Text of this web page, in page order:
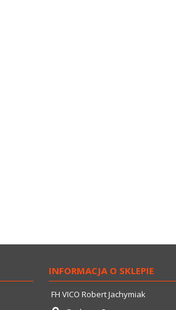
INFORMACJA O SKLEPIE
FH VICO Robert Jachymiak